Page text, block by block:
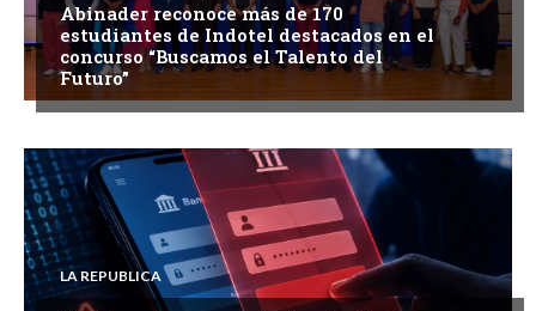
Abinader reconoce más de 170
estudiantes de Indotel destacados en el
concurso “Buscamos el Talento del
Futuro”
LA REPUBLICA